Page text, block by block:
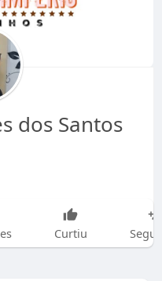
dos Santos
Curtiu